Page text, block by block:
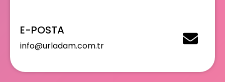
E-POSTA
info@urladam.com.tr